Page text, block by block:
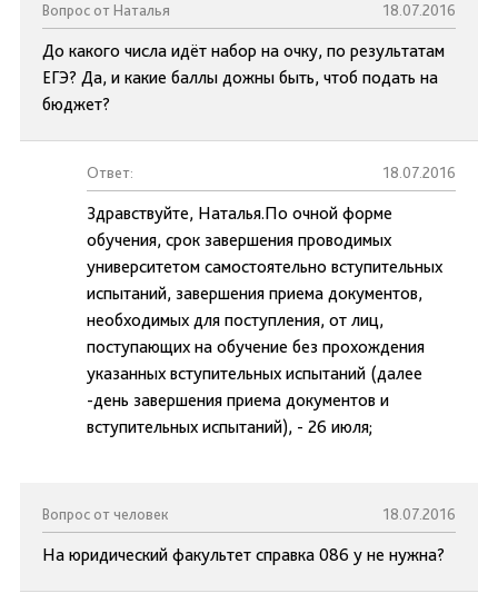
Вопрос от Наталья 18.07.2016
До какого числа идёт набор на очку, по результатам
ЕГЭ? Да, и какие баллы дожны быть, чтоб подать на
бюджет?
Ответ: 18.07.2016
Здравствуйте, Наталья.По очной форме
обучения, срок завершения проводимых
университетом самостоятельно вступительных
испытаний, завершения приема документов,
необходимых для поступления, от лиц,
поступающих на обучение без прохождения
указанных вступительных испытаний (далее
-день завершения приема документов и
вступительных испытаний), - 26 июля;
Вопрос от человек 18.07.2016
На юридический факультет справка 086 у не нужна?